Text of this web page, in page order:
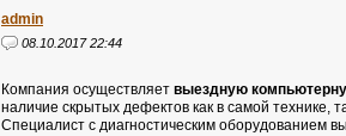
admin
08.10.2017 22:44
Компания осуществляет выездную
наличие скрытых дефектов как в самой технике,
Специалист с диагностическим оборудованием